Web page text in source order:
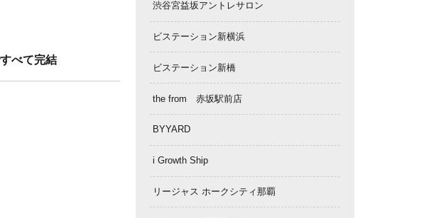
べて完結
渋谷宮益坂アントレサロン
ビステーション新横浜
ビステーション新橋
the from 赤坂駅前店
BYYARD
i Growth Ship
リージャス ホークシティ那覇